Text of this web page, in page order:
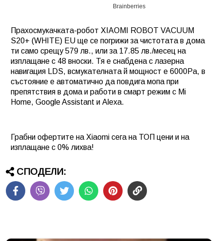
Прахосмукачката-робот XIAOMI ROBOT VACUUM
S20+ (WHITE) EU ще се погрижи за чистотата в дома
ти само срещу 579 лв., или за 17.85 лв./месец на
изплащане с 48 вноски. Тя е снабдена с лазерна
навигация LDS, всмукателната й мощност е 6000Pa, в
състояние е автоматично да повдига мопа при
препятствия в дома и работи в смарт режим с Mi
Home, Google Assistant и Alexa.
Грабни офертите на Xiaomi сега на ТОП цени и на
изплащане с 0% лихва!
СПОДЕЛИ: